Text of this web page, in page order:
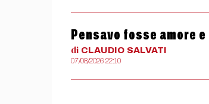
Pensavo fosse amore
di CLAUDIO SALVATI
07/08/2026 22:10